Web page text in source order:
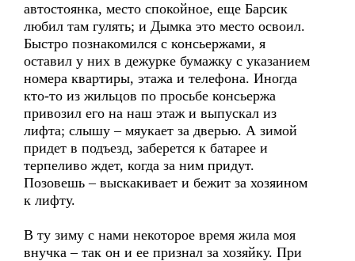
автостоянка, место спокойное, еще Барсик
любил там гулять; и Дымка это место освоил.
Быстро познакомился с консьержами, я
оставил у них в дежурке бумажку с указанием
номера квартиры, этажа и телефона. Иногда
кто-то из жильцов по просьбе консьержа
привозил его на наш этаж и выпускал из
лифта; слышу – мяукает за дверью. А зимой
придет в подъезд, заберется к батарее и
терпеливо ждет, когда за ним придут.
Позовешь – выскакивает и бежит за хозяином
к лифту.
В ту зиму с нами некоторое время жила моя
внучка – так он и ее признал за хозяйку. При